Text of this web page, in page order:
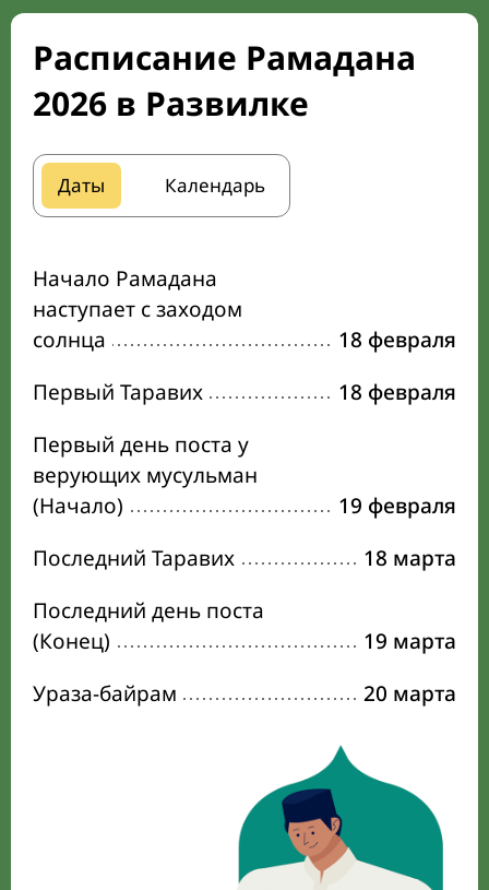
Расписание Рамадана
2026 в Развилке
Даты Календарь
Начало Рамадана
наступает с заходом
солнца
18 февраля
Первый Таравих
18 февраля
Первый день поста у
верующих мусульман
(Начало)
19 февраля
Последний Таравих
18 марта
Последний день поста
(Конец)
19 марта
Ураза-байрам
20 марта